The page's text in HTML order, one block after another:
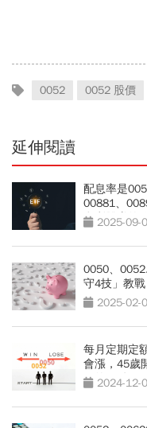
0052 0052 股價
延伸閱讀
配息率是
00881、
息利雙賺的秘
2025-09-
0050、
守4技」教
2025-02-
每月定期定
會漲，45歲
錢的關鍵
2024-12-